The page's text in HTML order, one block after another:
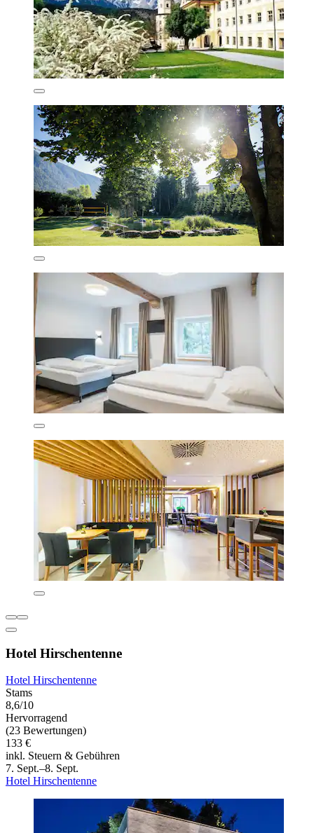
Hotel Hirschentenne
Hotel Hirschentenne
Stams
8,6/10
Hervorragend
(23 Bewertungen)
133 €
inkl. Steuern & Gebühren
7. Sept.–8. Sept.
Hotel Hirschentenne